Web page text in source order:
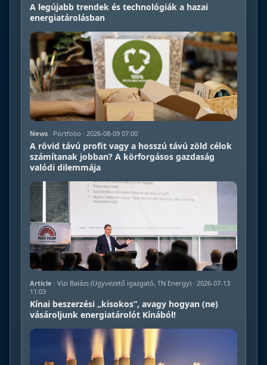
A legújabb trendek és technológiák a hazai
energiatárolásban
News · Portfolio · 2026-08-09 07:00
A rövid távú profit vagy a hosszú távú zöld célok
számítanak jobban? A körforgásos gazdaság
valódi dilemmája
Article · Vizi Balázs (Ügyvezető igazgató, TN Energy) · 2026-07-13
11:03
Kínai beszerzési „kisokos”, avagy hogyan (ne)
vásároljunk energiatárolót Kínából!